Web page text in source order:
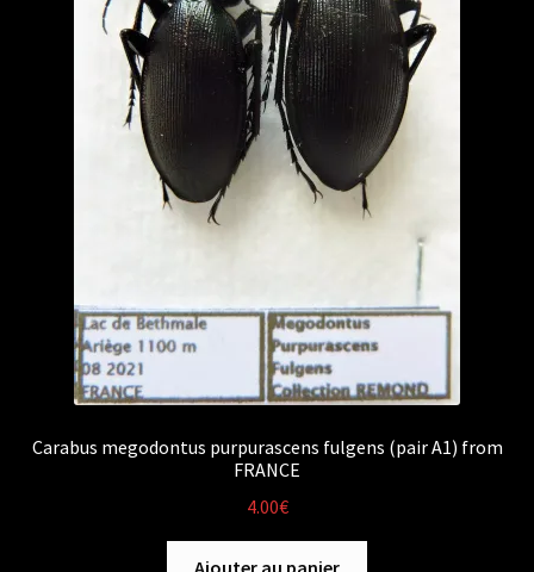
Carabus megodontus purpurascens fulgens (pair A1) from
FRANCE
4.00€
Ajouter au panier